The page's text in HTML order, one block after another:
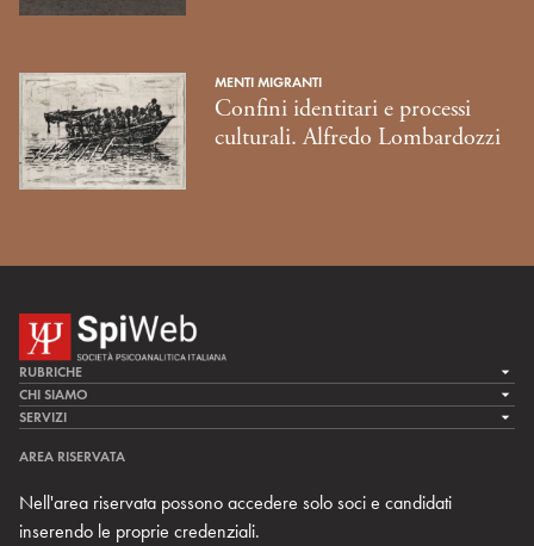
MENTI MIGRANTI
Confini identitari e processi
culturali. Alfredo Lombardozzi
RUBRICHE
LA CURA
LA RICERCA
MULTIMEDIA
CHI SIAMO
LA SPI
TEAM DI SPIWEB
CONTATTI
RIVISTE
SERVIZI
ARCHIVIO STORICO
AREA RISERVATA
Nell'area riservata possono accedere solo soci e candidati
inserendo le proprie credenziali.